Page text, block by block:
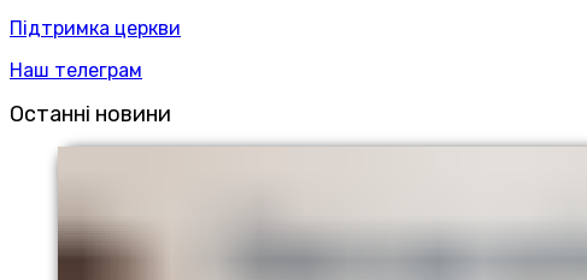
Підтримка церкви
Наш телеграм
Останні новини